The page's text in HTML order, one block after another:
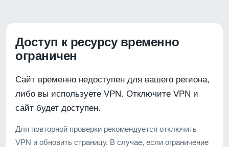
Доступ к ресурсу временно
ограничен
Сайт временно недоступен для вашего региона,
либо вы используете VPN. Отключите VPN и
сайт будет доступен.
Для повторной проверки рекомендуется отключить
VPN и обновить страницу. В случае, если ограничение